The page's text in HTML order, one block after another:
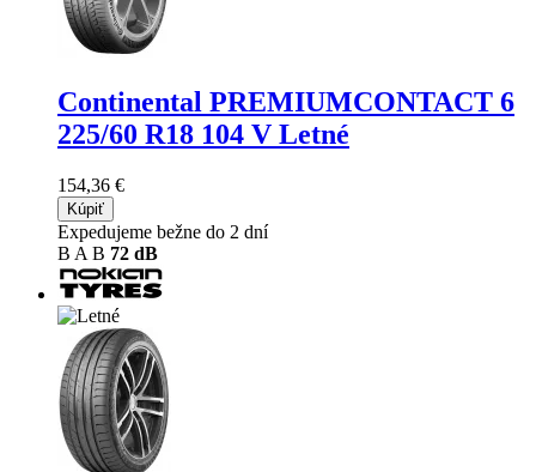
Continental PREMIUMCONTACT 6
225/60 R18 104 V Letné
154,36 €
Kúpiť
Expedujeme bežne do 2 dní
B A B 72 dB